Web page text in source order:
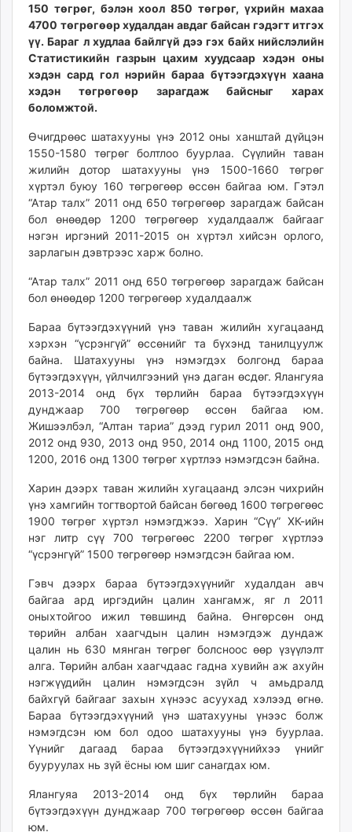
150 төгрөг, бэлэн хоол 850 төгрөг, үхрийн махаа
4700 төгрөгөөр худалдан авдаг байсан гэдэгт итгэх
үү. Бараг л худлаа байлгүй дээ гэх байх нийслэлийн
Статистикийн газрын цахим хуудсаар хэдэн оны
хэдэн сард гол нэрийн бараа бүтээгдэхүүн хаана
хэдэн төгрөгөөр зарагдаж байсныг харах
боломжтой.
Өчигдрөөс шатахууны үнэ 2012 оны ханштай дүйцэн
1550-1580 төгрөг болтлоо буурлаа. Сүүлийн таван
жилийн дотор шатахууны үнэ 1500-1660 төгрөг
хүртэл буюу 160 төгрөгөөр өссөн байгаа юм. Гэтэл
“Атар талх” 2011 онд 650 төгрөгөөр зарагдаж байсан
бол өнөөдөр 1200 төгрөгөөр худалдаалж байгааг
нэгэн иргэний 2011-2015 он хүртэл хийсэн орлого,
зарлагын дэвтрээс харж болно.
“Атар талх” 2011 онд 650 төгрөгөөр зарагдаж байсан
бол өнөөдөр 1200 төгрөгөөр худалдаалж
Бараа бүтээгдэхүүний үнэ таван жилийн хугацаанд
хэрхэн “үсрэнгүй” өссөнийг та бүхэнд танилцуулж
байна. Шатахууны үнэ нэмэгдэх болгонд бараа
бүтээгдэхүүн, үйлчилгээний үнэ даган өсдөг. Ялангуяа
2013-2014 онд бүх төрлийн бараа бүтээгдэхүүн
дунджаар 700 төгрөгөөр өссөн байгаа юм.
Жишээлбэл, “Алтан тариа” дээд гурил 2011 онд 900,
2012 онд 930, 2013 онд 950, 2014 онд 1100, 2015 онд
1200, 2016 онд 1300 төгрөг хүртлээ нэмэгдсэн байна.
Харин дээрх таван жилийн хугацаанд элсэн чихрийн
үнэ хамгийн тогтвортой байсан бөгөөд 1600 төгрөгөөс
1900 төгрөг хүртэл нэмэгджээ. Харин “Сүү” ХК-ийн
нэг литр сүү 700 төгрөгөөс 2200 төгрөг хүртлээ
“үсрэнгүй” 1500 төгрөгөөр нэмэгдсэн байгаа юм.
Гэвч дээрх бараа бүтээгдэхүүнийг худалдан авч
байгаа ард иргэдийн цалин хангамж, яг л 2011
оныхтойгоо ижил төвшинд байна. Өнгөрсөн онд
төрийн албан хаагчдын цалин нэмэгдэж дундаж
цалин нь 630 мянган төгрөг болсноос өөр үзүүлэлт
алга. Төрийн албан хаагчдаас гадна хувийн аж ахуйн
нэгжүүдийн цалин нэмэгдсэн зүйл ч амьдралд
байхгүй байгааг захын хүнээс асуухад хэлээд өгнө.
Бараа бүтээгдэхүүний үнэ шатахууны үнээс болж
нэмэгдсэн юм бол одоо шатахууны үнэ буурлаа.
Үүнийг дагаад бараа бүтээгдэхүүнийхээ үнийг
бууруулах нь зүй ёсны юм шиг санагдах юм.
Ялангуяа 2013-2014 онд бүх төрлийн бараа
бүтээгдэхүүн дунджаар 700 төгрөгөөр өссөн байгаа
юм.